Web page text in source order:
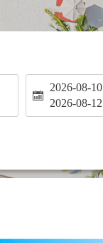
2026-08-10
2026-08-12